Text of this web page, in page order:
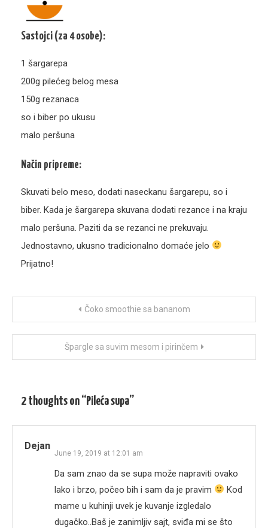
Sastojci (za 4 osobe):
1 šargarepa
200g pilećeg belog mesa
150g rezanaca
so i biber po ukusu
malo peršuna
Način pripreme:
Skuvati belo meso, dodati naseckanu šargarepu, so i
biber. Kada je šargarepa skuvana dodati rezance i na kraju
malo peršuna. Paziti da se rezanci ne prekuvaju.
Jednostavno, ukusno tradicionalno domaće jelo
Prijatno!
navigation
Čoko smoothie sa bananom
Špargle sa suvim mesom i pirinčem
2 thoughts on “Pileća supa”
Dejan
June 19, 2019 at 12:01 am
Da sam znao da se supa može napraviti ovako
lako i brzo, počeo bih i sam da je pravim
Kod
mame u kuhinji uvek je kuvanje izgledalo
dugačko..Baš je zanimljiv sajt, sviđa mi se što